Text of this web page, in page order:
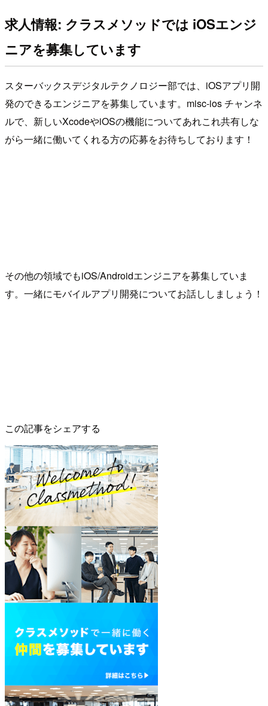
求人情報: クラスメソッドでは iOSエンジ
ニアを募集しています
スターバックスデジタルテクノロジー部では、iOSアプリ開
発のできるエンジニアを募集しています。misc-ios チャンネ
ルで、新しいXcodeやiOSの機能についてあれこれ共有しな
がら一緒に働いてくれる方の応募をお待ちしております！
その他の領域でもiOS/Androidエンジニアを募集していま
す。一緒にモバイルアプリ開発についてお話ししましょう！
この記事をシェアする